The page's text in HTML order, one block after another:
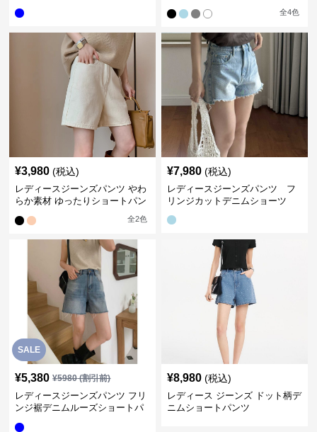
全4色
¥3,980 (税込)
レディースジーンズパンツ やわ
らか素材 ゆったりショートパン
全2色
¥7,980 (税込)
レディースジーンズパンツ フ
リンジカットデニムショーツ
SALE
¥5,380 ¥5980(割引前)
レディースジーンズパンツ フリ
ンジ裾デニムルーズショートパ
¥8,980 (税込)
レディース ジーンズ ドット柄デ
ニムショートパンツ